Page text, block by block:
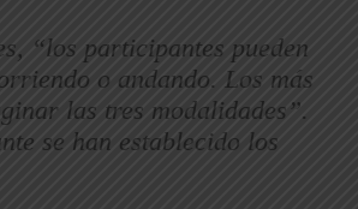
“los participantes pueden
o andando. Los más
las tres modalidades”.
se han establecido los